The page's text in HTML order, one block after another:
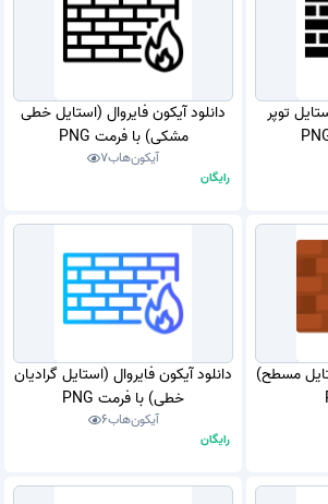
توپر
دانلود آیکون فایروال (استایل خطی
مشکی) با فرمت PNG
آیکون‌هاب7
رایگان
مسطح)
دانلود آیکون فایروال (استایل گرادیان
خطی) با فرمت PNG
آیکون‌هاب6
رایگان